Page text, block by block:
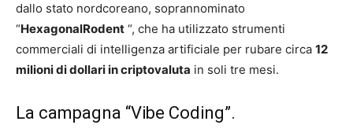
dallo stato nordcoreano, soprannominato
“HexagonalRodent “, che ha utilizzato strumenti
commerciali di intelligenza artificiale per rubare circa 12
milioni di dollari in criptovaluta in soli tre mesi.
La campagna “Vibe Coding”.